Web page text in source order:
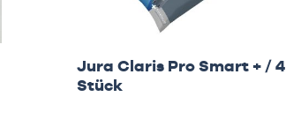
Jura Claris Pro Smart + / 4
Stück